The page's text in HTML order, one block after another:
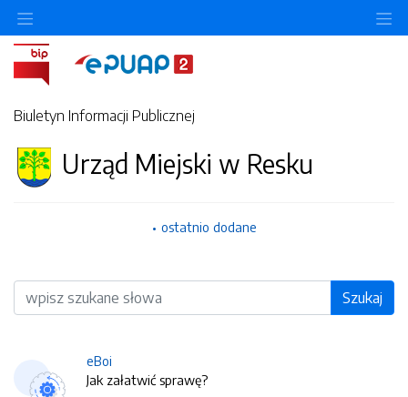
Biuletyn Informacji Publicznej
Urząd Miejski w Resku
ostatnio dodane
Wyszukiwarka Szukaj
eBoi
Jak załatwić sprawę?